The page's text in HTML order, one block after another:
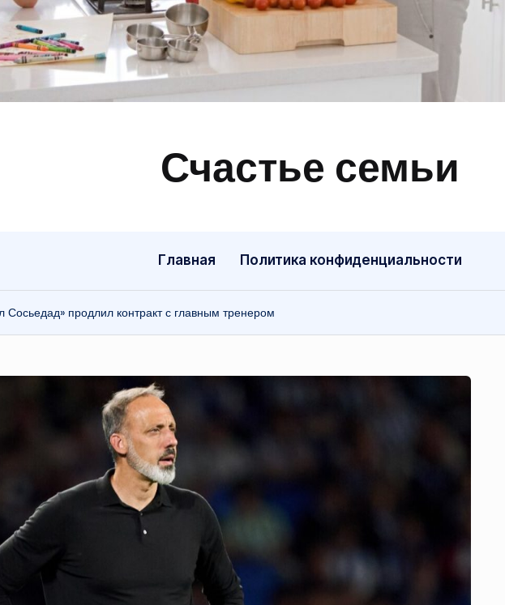
Счастье семьи
Быт,
Главная Политика конфиденциальности
Сосьедад» продлил контракт с главным тренером